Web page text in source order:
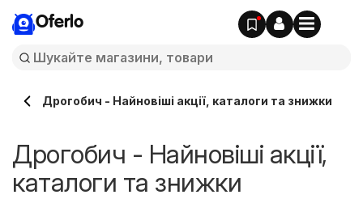
Oferlo
Дрогобич - Найновіші акції, каталоги та знижки
Дрогобич - Найновіші акції,
каталоги та знижки